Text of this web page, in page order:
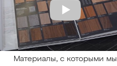
Материалы, с которыми мы